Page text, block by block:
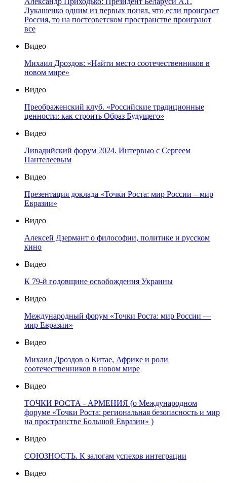
Лукашенко одним из первых понял, что если проиграет
Россия, то на постсоветском пространстве проиграют
все
Видео
Михаил Дроздов: «Найти место соотечественников в
новом мире»
Видео
Преображенский клуб. «Российские традиционные
ценности: как строить Образ Будущего»
Видео
Ливадийский форум 2024. Интервью с Сергеем
Пантелеевым
Видео
Презентация доклада «Точки Роста: мир России – мир
Евразии»
Видео
Алексей Дзермант о философии, политике и русском
кино
Видео
К 79-й годовщине освобождения Украины
Видео
Международный форум «Точки Роста: мир России —
мир Евразии»
Видео
Михаил Дроздов о Китае, Африке и роли
соотечественников в новом мире
Видео
ТОЧКИ РОСТА - АРМЕНИЯ (о Международном
форуме «Точки Роста: региональная безопасность и мир
на пространстве Большой Евразии» )
Видео
СОЮЗНОСТЬ. К залогам успехов интеграции
Видео